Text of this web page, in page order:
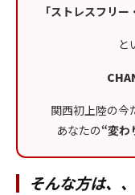
「ストレスフリ
と
関西初上陸の今
あなたの“変わ
そんな方は、、